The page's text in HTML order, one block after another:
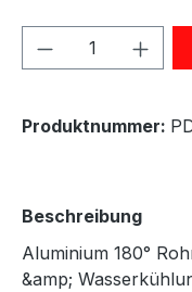
Produkt
Produktnummer:
Beschreibung
Aluminium 180°
&amp;